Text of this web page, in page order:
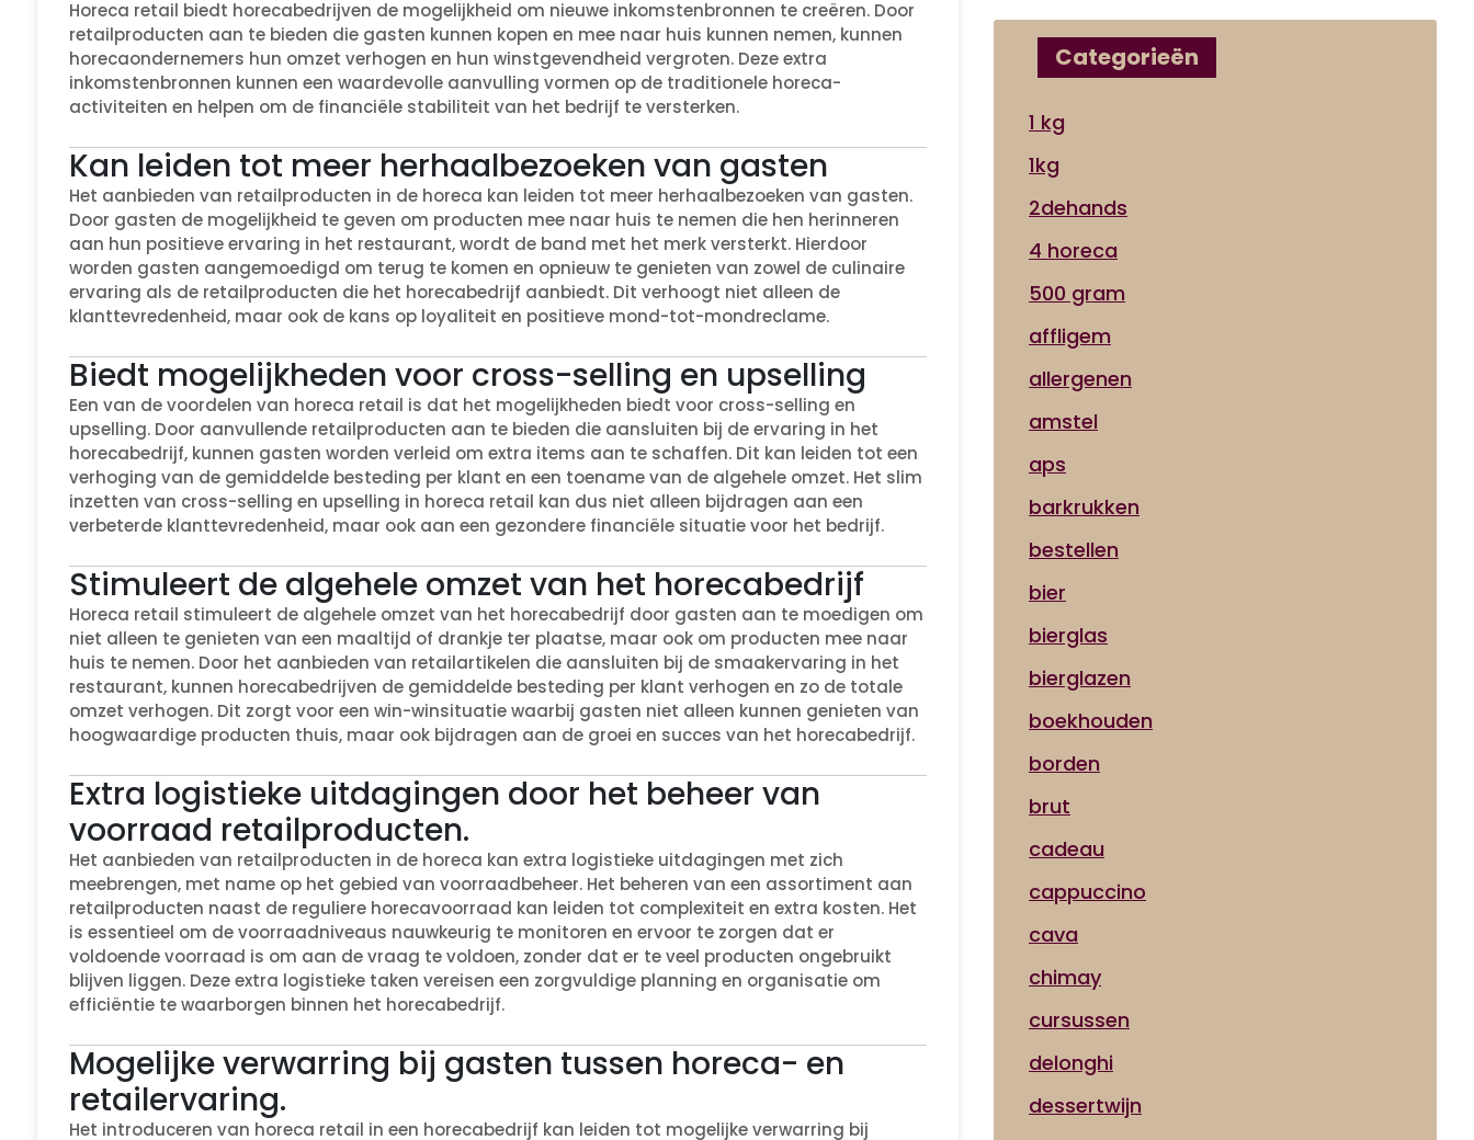
Horeca retail biedt horecabedrijven de mogelijkheid om nieuwe inkomstenbronnen te creëren. Door
retailproducten aan te bieden die gasten kunnen kopen en mee naar huis kunnen nemen, kunnen
horecaondernemers hun omzet verhogen en hun winstgevendheid vergroten. Deze extra
inkomstenbronnen kunnen een waardevolle aanvulling vormen op de traditionele horeca-
activiteiten en helpen om de financiële stabiliteit van het bedrijf te versterken.
Kan leiden tot meer herhaalbezoeken van gasten
Het aanbieden van retailproducten in de horeca kan leiden tot meer herhaalbezoeken van gasten.
Door gasten de mogelijkheid te geven om producten mee naar huis te nemen die hen herinneren
aan hun positieve ervaring in het restaurant, wordt de band met het merk versterkt. Hierdoor
worden gasten aangemoedigd om terug te komen en opnieuw te genieten van zowel de culinaire
ervaring als de retailproducten die het horecabedrijf aanbiedt. Dit verhoogt niet alleen de
klanttevredenheid, maar ook de kans op loyaliteit en positieve mond-tot-mondreclame.
Biedt mogelijkheden voor cross-selling en upselling
Een van de voordelen van horeca retail is dat het mogelijkheden biedt voor cross-selling en
upselling. Door aanvullende retailproducten aan te bieden die aansluiten bij de ervaring in het
horecabedrijf, kunnen gasten worden verleid om extra items aan te schaffen. Dit kan leiden tot een
verhoging van de gemiddelde besteding per klant en een toename van de algehele omzet. Het slim
inzetten van cross-selling en upselling in horeca retail kan dus niet alleen bijdragen aan een
verbeterde klanttevredenheid, maar ook aan een gezondere financiële situatie voor het bedrijf.
Stimuleert de algehele omzet van het horecabedrijf
Horeca retail stimuleert de algehele omzet van het horecabedrijf door gasten aan te moedigen om
niet alleen te genieten van een maaltijd of drankje ter plaatse, maar ook om producten mee naar
huis te nemen. Door het aanbieden van retailartikelen die aansluiten bij de smaakervaring in het
restaurant, kunnen horecabedrijven de gemiddelde besteding per klant verhogen en zo de totale
omzet verhogen. Dit zorgt voor een win-winsituatie waarbij gasten niet alleen kunnen genieten van
hoogwaardige producten thuis, maar ook bijdragen aan de groei en succes van het horecabedrijf.
Extra logistieke uitdagingen door het beheer van
voorraad retailproducten.
Het aanbieden van retailproducten in de horeca kan extra logistieke uitdagingen met zich
meebrengen, met name op het gebied van voorraadbeheer. Het beheren van een assortiment aan
retailproducten naast de reguliere horecavoorraad kan leiden tot complexiteit en extra kosten. Het
is essentieel om de voorraadniveaus nauwkeurig te monitoren en ervoor te zorgen dat er
voldoende voorraad is om aan de vraag te voldoen, zonder dat er te veel producten ongebruikt
blijven liggen. Deze extra logistieke taken vereisen een zorgvuldige planning en organisatie om
efficiëntie te waarborgen binnen het horecabedrijf.
Mogelijke verwarring bij gasten tussen horeca- en
retailervaring.
Het introduceren van horeca retail in een horecabedrijf kan leiden tot mogelijke verwarring bij
Categorieën
1 kg
1kg
2dehands
4 horeca
500 gram
affligem
allergenen
amstel
aps
barkrukken
bestellen
bier
bierglas
bierglazen
boekhouden
borden
brut
cadeau
cappuccino
cava
chimay
cursussen
delonghi
dessertwijn